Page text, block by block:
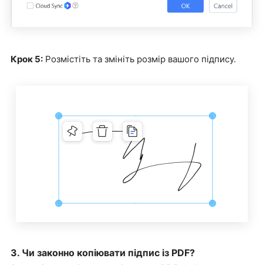
Крок 5: Розмістіть та змініть розмір вашого підпису.
3. Чи законно копіювати підпис із PDF?